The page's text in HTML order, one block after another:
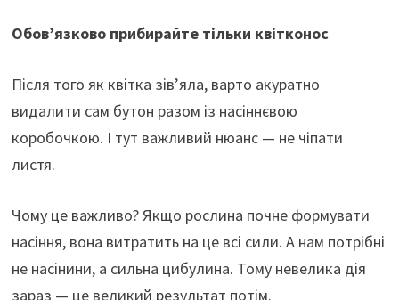
Обов’язково прибирайте тільки квітконос
Після того як квітка зів’яла, варто акуратно
видалити сам бутон разом із насіннєвою
коробочкою. І тут важливий нюанс — не чіпати
листя.
Чому це важливо? Якщо рослина почне формувати
насіння, вона витратить на це всі сили. А нам потрібні
не насінини, а сильна цибулина. Тому невелика дія
зараз — це великий результат потім.